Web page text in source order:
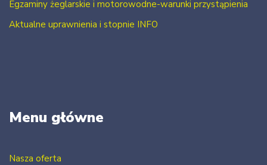
Egzaminy żeglarskie i motorowodne-warunki przystąpienia
Aktualne uprawnienia i stopnie INFO
Menu główne
Nasza oferta